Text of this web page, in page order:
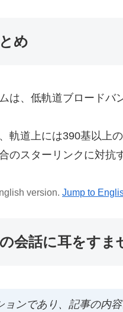
め
は、低軌道ブロードバ
軌道上には390基以上
のスターリンクに対抗
version. Jump to
会話に耳をす
ンであり、記事の内容